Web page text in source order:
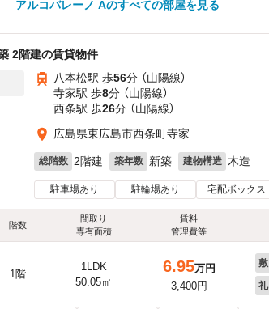
アルコバレーノ Aのすべての部屋を見る
2階建の賃貸物件
八本松駅 歩56分 （山陽線）
寺家駅 歩8分 （山陽線）
西条駅 歩26分 （山陽線）
広島県東広島市西条町寺家
総階数 2階建 築年数 新築 建物構造 木造
駐車場あり 駐輪場あり 宅配ボックス
階数
間取り
専有面積
賃料
管理費等
1階
1LDK
50.05㎡
6.95万円
3,400円
敷
礼